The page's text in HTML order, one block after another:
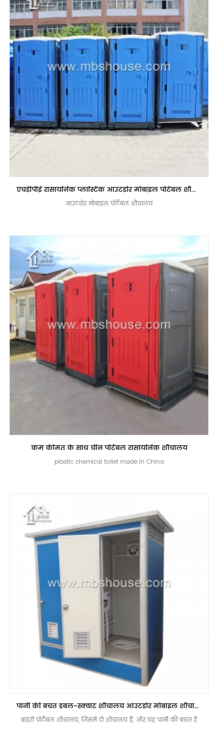
एचडीपीई रासायनिक प्लास्टिक आउटडोर मोबाइल पोर्टेबल शौचालय
आउटडोर मोबाइल पोर्टेबल शौचालय
कम कीमत के साथ चीन पोर्टेबल रासायनिक शौचालय
plastic chemical toilet made in China
पानी की बचत डबल-स्क्वाट शौचालय आउटडोर मोबाइल शौचालय
बाहरी पोर्टेबल शौचालय, जिसमें दो शौचालय हैं, और यह पानी की बचत है